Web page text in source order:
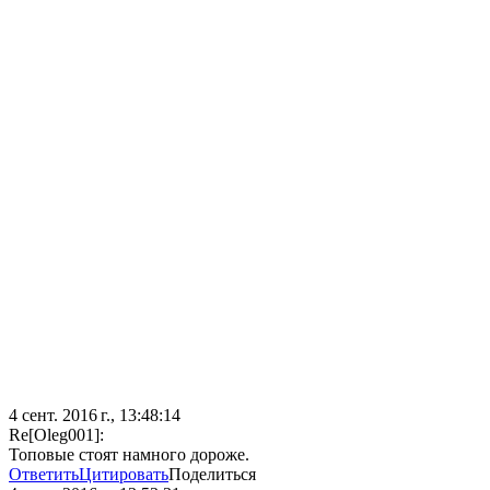
4 сент. 2016 г., 13:48:14
Re[Oleg001]:
Топовые стоят намного дороже.
ОтветитьЦитироватьПоделиться